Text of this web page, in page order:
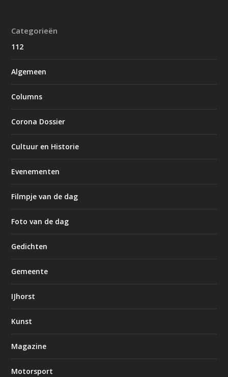
Categorieën
112
Algemeen
Columns
Corona Dossier
Cultuur en Historie
Evenementen
Filmpje van de dag
Foto van de dag
Gedichten
Gemeente
IJhorst
Kunst
Magazine
Motorsport